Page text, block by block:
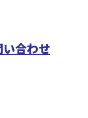
合わせ